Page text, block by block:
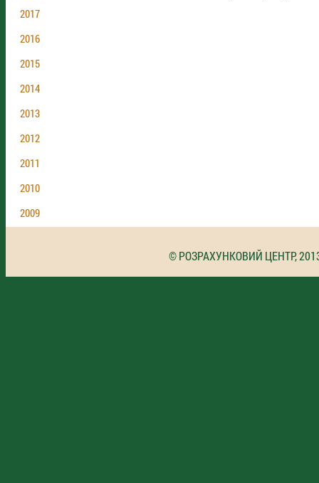
2017
2016
2015
2014
2013
2012
2011
2010
2009
© РОЗРАХУНКОВИЙ ЦЕНТР,